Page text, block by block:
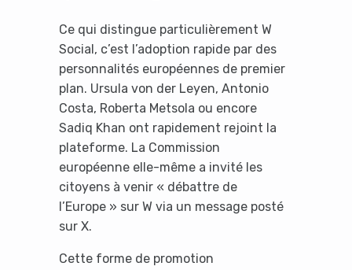
Ce qui distingue particulièrement W
Social, c’est l’adoption rapide par des
personnalités européennes de premier
plan. Ursula von der Leyen, Antonio
Costa, Roberta Metsola ou encore
Sadiq Khan ont rapidement rejoint la
plateforme. La Commission
européenne elle-même a invité les
citoyens à venir « débattre de
l’Europe » sur W via un message posté
sur X.
Cette forme de promotion